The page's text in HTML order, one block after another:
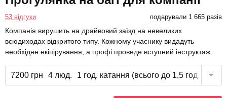
53 відгуки подарували 1 665 разів
Компанія вирушить на драйвовий заїзд на невеликих
всюдиходах відкритого типу. Кожному учаснику видадуть
необхідне екіпірування, а профі проведе вступний інструктаж.
7200 грн 4 люд. 1 год. катання (всього до 1,5 год.)